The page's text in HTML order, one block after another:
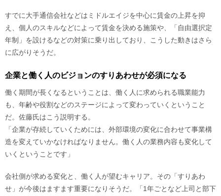
すでに大手通信会社などはミドルエイジを中心に賃金の上昇を抑
え、個人のスキルなどによって賃金を決める施策や、「自由選択定
年制」を設けるなどの対策に乗り出しており、こうした動きはさら
に広がりそうだ。
企業と働く人のビジョンのすりあわせが必須になる
働く期間が長くなるということは、働く人に求められる職業能力
も、年齢や役割などのステージによって変わっていくということ
だ。佐藤氏はこう説明する。
「企業が存続していくためには、外部環境の変化に合わせて事業構
造を変えていかなければなりません。働く人の業務内容も変化して
いくということです」
会社側が求める変化と、働く人が望むキャリア。その「すりあわ
せ」が今後はますます重要になりそうだ。「1年ごとなど上司と部下